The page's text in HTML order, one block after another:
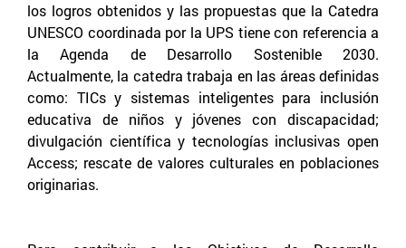
los logros obtenidos y las propuestas que la Catedra
UNESCO coordinada por la UPS tiene con referencia a
la Agenda de Desarrollo Sostenible 2030.
Actualmente, la catedra trabaja en las áreas definidas
como: TICs y sistemas inteligentes para inclusión
educativa de niños y jóvenes con discapacidad;
divulgación científica y tecnologías inclusivas open
Access; rescate de valores culturales en poblaciones
originarias.